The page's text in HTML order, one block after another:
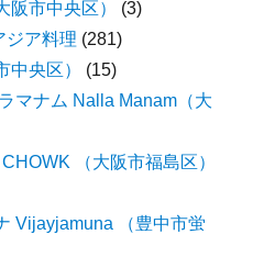
阪市中央区）
(3)
ジア料理 (281)
中央区）
(15)
マナム Nalla Manam（大
（大阪市福島区）
Vijayjamuna （豊中市蛍